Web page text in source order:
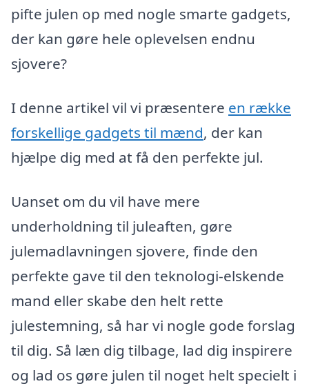
pifte julen op med nogle smarte gadgets,
der kan gøre hele oplevelsen endnu
sjovere?
I denne artikel vil vi præsentere en række
forskellige gadgets til mænd, der kan
hjælpe dig med at få den perfekte jul.
Uanset om du vil have mere
underholdning til juleaften, gøre
julemadlavningen sjovere, finde den
perfekte gave til den teknologi-elskende
mand eller skabe den helt rette
julestemning, så har vi nogle gode forslag
til dig. Så læn dig tilbage, lad dig inspirere
og lad os gøre julen til noget helt specielt i